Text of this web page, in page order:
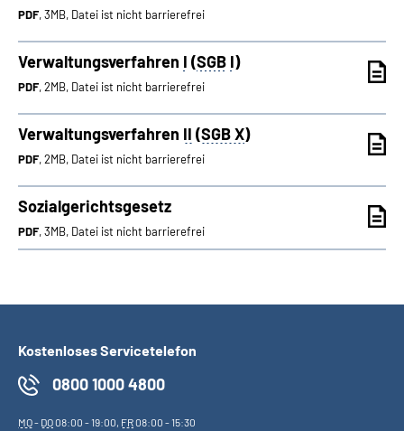
PDF, 3MB, Datei ist nicht barrierefrei
Verwaltungsverfahren I (SGB I)
PDF, 2MB, Datei ist nicht barrierefrei
Verwaltungsverfahren II (SGB X)
PDF, 2MB, Datei ist nicht barrierefrei
Sozialgerichtsgesetz
PDF, 3MB, Datei ist nicht barrierefrei
Kostenloses Servicetelefon
0800 1000 4800
MO- DO08:00 - 19:00, FR08:00 - 15:30